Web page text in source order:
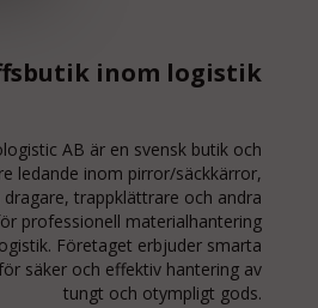
inom logistik
AB är en svensk butik och
ledande inom pirror/säckkärror,
dragare, trappklättrare och andra
professionell materialhantering
Företaget erbjuder smarta
säker och effektiv hantering av
tungt och otympligt gods.